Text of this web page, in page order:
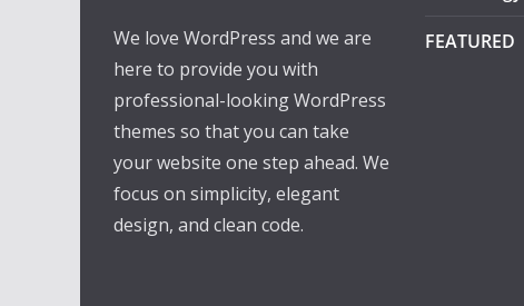
We love WordPress and we are
here to provide you with
professional-looking WordPress
themes so that you can take
your website one step ahead. We
focus on simplicity, elegant
design, and clean code.
FEATURED